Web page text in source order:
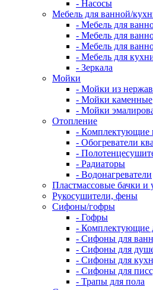
- Насосы
Мебель для ванной/
- Мебель для
- Мебель для
- Мебель для
- Мебель для
- Зеркала
Мойки
- Мойки из
- Мойки каменные
- Мойки
Отопление
- Комплектующие
- Обогреватели
-
- Радиаторы
- Водонагреватели
Пластмассовые бачки и
Рукосушители, фены
Сифоны/гофры
- Гофры
- Комплектующие
- Сифоны для
- Сифоны для
- Сифоны для
- Сифоны для
- Трапы для пола